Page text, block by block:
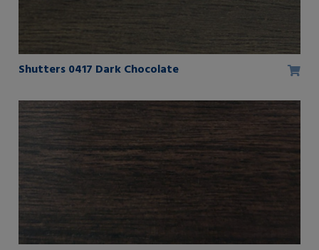
Shutters 0417 Dark Chocolate